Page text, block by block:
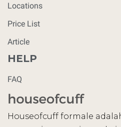
Locations
Price List
Article
HELP
FAQ
Houseofcuff formale